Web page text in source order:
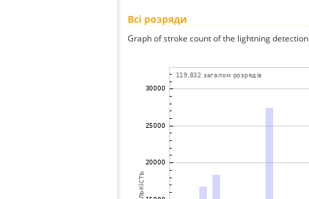
Всі розряди
Graph of stroke count of the lightning